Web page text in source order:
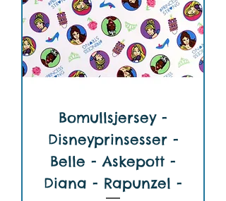
Bomullsjersey -
Disneyprinsesser -
Belle - Askepott -
Diana - Rapunzel -